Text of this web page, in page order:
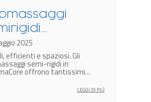
più
più
2025
efficienti e spaziosi. Gli
semi-rigidi in
offrono tantissimi
che rendono questi modelli
LEGGI DI PIÙ